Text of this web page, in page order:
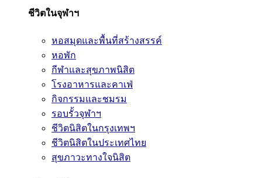
ชีวิตในจุฬาฯ
หอสมุดและพื้นที่สร้างสรรค์
หอพัก
กีฬาและสุขภาพนิสิต
โรงอาหารและคาเฟ่
กิจกรรมและชมรม
รอบรั้วจุฬาฯ
ชีวิตนิสิตในกรุงเทพฯ
ชีวิตนิสิตในประเทศไทย
สุขภาวะทางใจนิสิต